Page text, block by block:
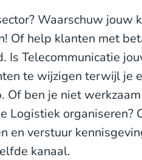
Waarschuw jouw
Of help klanten met
Is Telecommunicatie
te wijzigen terwijl je
ben je niet
Logistiek organiseren?
en verstuur
kanaal.